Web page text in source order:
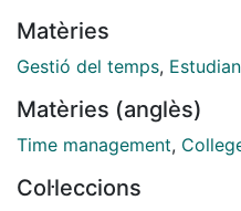
Matèries
Gestió del temps,
Matèries (anglès)
Time management,
Col·leccions